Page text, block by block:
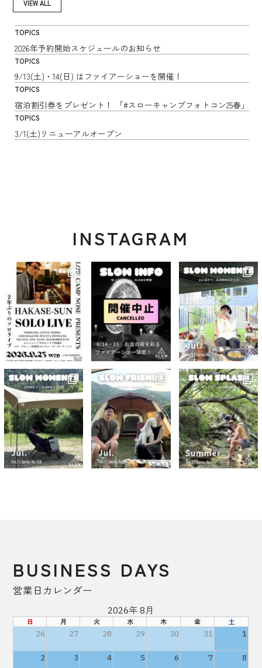
VIEW ALL
TOPICS
2026年予約開始スケジュールのお知らせ
TOPICS
9/13(土)・14(日) はファイアーショーを開催！
TOPICS
宿泊割引券をプレゼント！ 「#スローキャンプフォトコン25春」
TOPICS
3/1(土)リニューアルオープン
INSTAGRAM
BUSINESS DAYS
営業日カレンダー
2026年 8月
日 月 火 水 木 金 土
26 27 28 29 30 31 1
2 3 4 5 6 7 8